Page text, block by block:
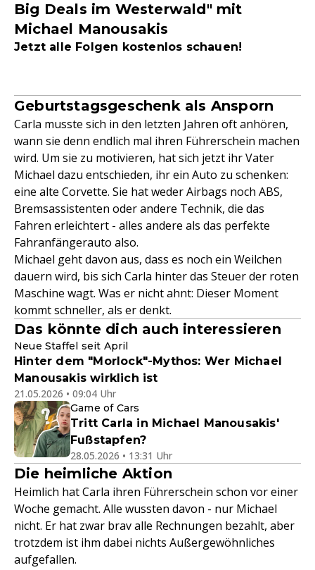
Big Deals im Westerwald" mit
Michael Manousakis
Jetzt alle Folgen kostenlos schauen!
Geburtstagsgeschenk als Ansporn
Carla musste sich in den letzten Jahren oft anhören,
wann sie denn endlich mal ihren Führerschein machen
wird. Um sie zu motivieren, hat sich jetzt ihr Vater
Michael dazu entschieden, ihr ein Auto zu schenken:
eine alte Corvette. Sie hat weder Airbags noch ABS,
Bremsassistenten oder andere Technik, die das
Fahren erleichtert - alles andere als das perfekte
Fahranfängerauto also.
Michael geht davon aus, dass es noch ein Weilchen
dauern wird, bis sich Carla hinter das Steuer der roten
Maschine wagt. Was er nicht ahnt: Dieser Moment
kommt schneller, als er denkt.
Das könnte dich auch interessieren
Neue Staffel seit April
Hinter dem "Morlock"-Mythos: Wer Michael
Manousakis wirklich ist
21.05.2026 • 09:04 Uhr
Game of Cars
Tritt Carla in Michael Manousakis'
Fußstapfen?
28.05.2026 • 13:31 Uhr
Die heimliche Aktion
Heimlich hat Carla ihren Führerschein schon vor einer
Woche gemacht. Alle wussten davon - nur Michael
nicht. Er hat zwar brav alle Rechnungen bezahlt, aber
trotzdem ist ihm dabei nichts Außergewöhnliches
aufgefallen.